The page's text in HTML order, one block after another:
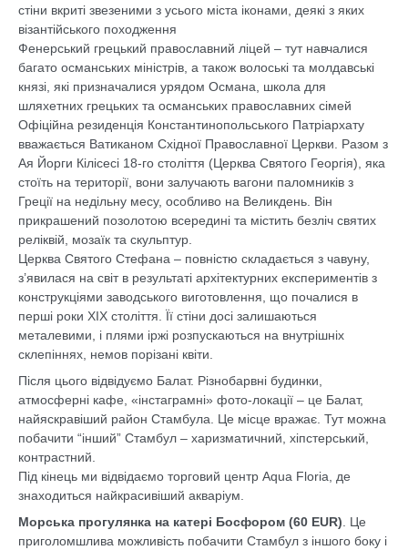
стіни вкриті звезеними з усього міста іконами, деякі з яких
візантійського походження
Фенерський грецький православний ліцей – тут навчалися
багато османських міністрів, а також волоські та молдавські
князі, які призначалися урядом Османа, школа для
шляхетних грецьких та османських православних сімей
Офіційна резиденція Константинопольського Патріархату
вважається Ватиканом Східної Православної Церкви. Разом з
Ая Йорги Кілісесі 18-го століття (Церква Святого Георгія), яка
стоїть на території, вони залучають вагони паломників з
Греції на недільну месу, особливо на Великдень. Він
прикрашений позолотою всередині та містить безліч святих
реліквій, мозаїк та скульптур.
Церква Святого Стефана – повністю складається з чавуну,
з’явилася на світ в результаті архітектурних експериментів з
конструкціями заводського виготовлення, що почалися в
перші роки XIX століття. Її стіни досі залишаються
металевими, і плями іржі розпускаються на внутрішніх
склепіннях, немов порізані квіти.
Після цього відвідуємо Балат. Різнобарвні будинки,
атмосферні кафе, «інстаграмні» фото-локації – це Балат,
найяскравіший район Стамбула. Це місце вражає. Тут можна
побачити “інший” Стамбул – харизматичний, хіпстерський,
контрастний.
Під кінець ми відвідаємо торговий центр Aqua Floria, де
знаходиться найкрасивіший акваріум.
Морська прогулянка на катері Босфором (60 EUR). Це
приголомшлива можливість побачити Стамбул з іншого боку і